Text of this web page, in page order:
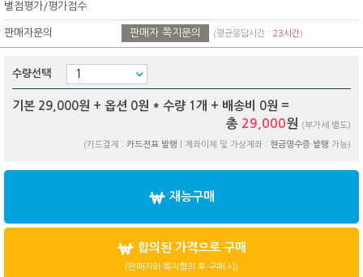
별점평가/평가점수
판매자문의 판매자 쪽지문의 (평균응답시간 : 23시간)
수량선택
기본 29,000원 + 옵션 0원 * 수량 1 개 + 배송비 0원 =
총 29,000원 (부가세 별도)
(카드결제 : 카드전표 발행 | 계좌이체 및 가상계좌 : 현금영수증 발행 가능)
재능구매
합의된 가격으로 구매
(판매자와 쪽지협의 후 구매 시)